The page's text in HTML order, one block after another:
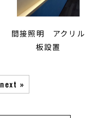
間接照明 アクリル
板設置
next »